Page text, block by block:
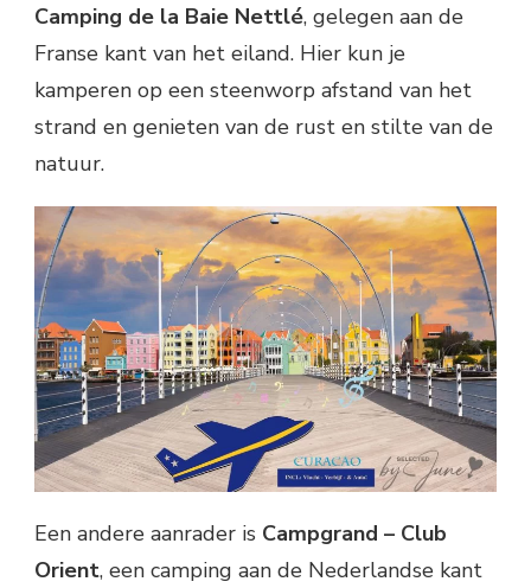
Camping de la Baie Nettlé, gelegen aan de
Franse kant van het eiland. Hier kun je
kamperen op een steenworp afstand van het
strand en genieten van de rust en stilte van de
natuur.
Een andere aanrader is Campgrand – Club
Orient, een camping aan de Nederlandse kant